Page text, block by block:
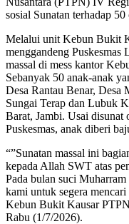
sosial Sunatan terhadap 50
Melalui unit Kebun Bukit
menggandeng
massal di mess kantor
Sebanyak 50 anak-anak
Desa Rantau Benar, Desa
Sungai Terap dan Lubuk
Barat, Jambi. Usai disunat
Puskesmas, anak diberi
“”Sunatan massal ini
kepada Allah SWT atas
Pada bulan suci
kami untuk segera
Kebun Bukit Kausar
Rabu (1/7/2026).